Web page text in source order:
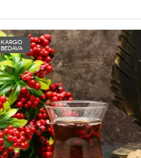
KARGO
BEDAVA